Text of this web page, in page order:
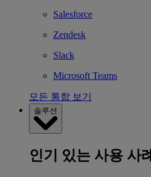
Salesforce
Zendesk
Slack
Microsoft Teams
모든 통합 보기
솔루션
인기 있는 사용 사례